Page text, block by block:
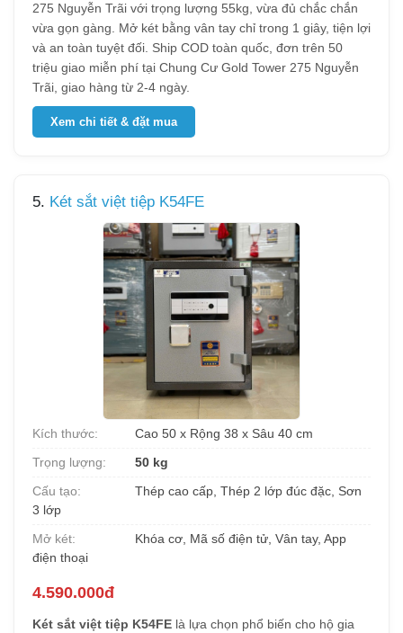
275 Nguyễn Trãi với trọng lượng 55kg, vừa đủ chắc chắn
vừa gọn gàng. Mở két bằng vân tay chỉ trong 1 giây, tiện lợi
và an toàn tuyệt đối. Ship COD toàn quốc, đơn trên 50
triệu giao miễn phí tại Chung Cư Gold Tower 275 Nguyễn
Trãi, giao hàng từ 2-4 ngày.
Xem chi tiết & đặt mua
5. Két sắt việt tiệp K54FE
Kích thước:
Cao 50 x Rộng 38 x Sâu 40 cm
Trọng lượng:
50 kg
Cấu tạo:
Thép cao cấp, Thép 2 lớp đúc đặc, Sơn
3 lớp
Mở két:
Khóa cơ, Mã số điện tử, Vân tay, App
điện thoại
4.590.000đ
Két sắt việt tiệp K54FE là lựa chọn phổ biến cho hộ gia